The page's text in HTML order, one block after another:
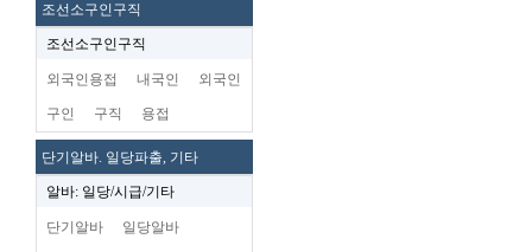
조선소구인구직
조선소구인구직
외국인용접 내국인 외국인
구인 구직 용접
단기알바. 일당파출, 기타
알바: 일당/시급/기타
단기알바 일당알바